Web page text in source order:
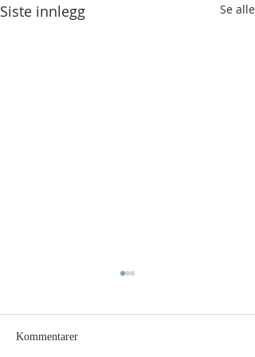
Siste innlegg Se alle
Kommentarer